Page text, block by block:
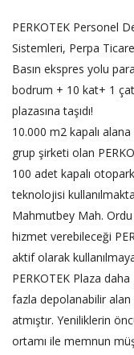
PERKOTEK Personel
Sistemleri, Perpa
Basın ekspres yolu
bodrum + 10 kat+ 1
plazasına taşıdı!
10.000 m2 kapalı
grup şirketi olan
100 adet kapalı
teknolojisi
Mahmutbey Mah.
hizmet verebileceği
aktif olarak
PERKOTEK Plaza
fazla depolanabilir
atmıştır. Yeniliklerin
ortamı ile memnun